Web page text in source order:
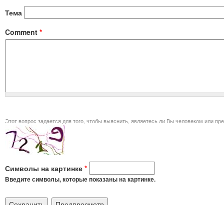
Тема
Comment *
Этот вопрос задается для того,
Символы на картинке *
Введите символы, которые показаны на картинке.